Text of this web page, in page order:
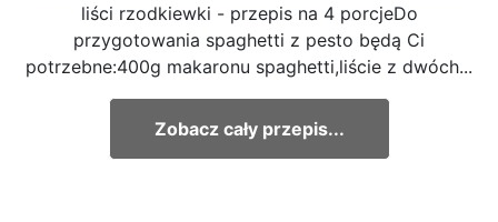
liści rzodkiewki - przepis na 4 porcjeDo
przygotowania spaghetti z pesto będą Ci
potrzebne:400g makaronu spaghetti,liście z dwóch...
Zobacz cały przepis...